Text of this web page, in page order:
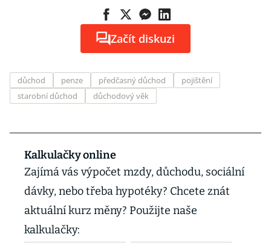
Začít diskuzi
důchod penze předčasný důchod
pojištění
starobní důchod
důchodový věk
Kalkulačky online
Zajímá vás výpočet mzdy, důchodu, sociální
dávky, nebo třeba hypotéky? Chcete znát
aktuální kurz měny? Použijte naše
kalkulačky: